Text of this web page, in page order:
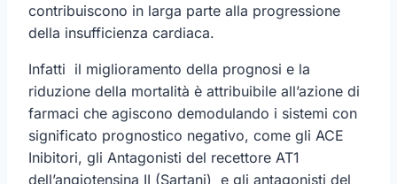
contribuiscono in larga parte alla progressione
della insufficienza cardiaca.
Infatti il miglioramento della prognosi e la
riduzione della mortalità è attribuibile all’azione di
farmaci che agiscono demodulando i sistemi con
significato prognostico negativo, come gli ACE
Inibitori, gli Antagonisti del recettore AT1
dell’angiotensina II (Sartani) e gli antagonisti del